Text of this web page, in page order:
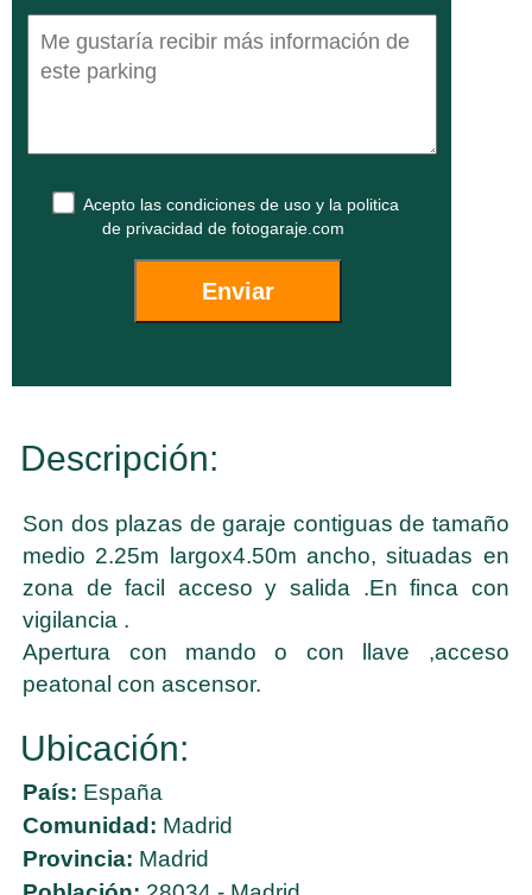
Acepto las condiciones de uso y la politica
de privacidad de fotogaraje.com
Descripción:
Son dos plazas de garaje contiguas de tamaño
medio 2.25m largox4.50m ancho, situadas en
zona de facil acceso y salida .En finca con
vigilancia .
Apertura con mando o con llave ,acceso
peatonal con ascensor.
Ubicación:
País: España
Comunidad: Madrid
Provincia: Madrid